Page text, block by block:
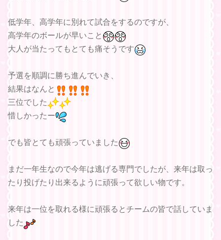
低学年、高学年に別れて試合をするのですが、
高学年のボールが早いこと
大人が当たってもとても痛そうです
予選を順調に勝ち進んでいき、
結果はなんと
三位でした
惜しかったー
でも皆とても頑張っていました
まだ一年生なので今年は逃げる専門でしたが、来年は取っ
たり投げたり出来るように頑張って欲しい物です。
来年は一位を取れる様に頑張るとチームの皆で話していま
した